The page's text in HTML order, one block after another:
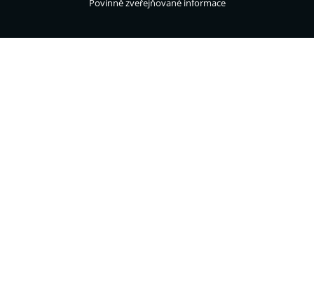
Povinně zveřejňované informace